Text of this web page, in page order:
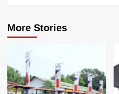
More Stories